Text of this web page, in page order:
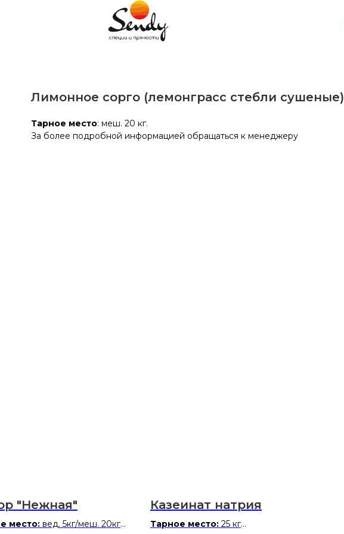
Лимонное сорго (лемонграсс стебли сушеные)
Тарное место: меш. 20 кг.
За более подробной информацией обращаться к менеджеру
"Нежная"
место: вед. 5кг/меш. 20кг
Казеинат натрия
Тарное место: 25 кг